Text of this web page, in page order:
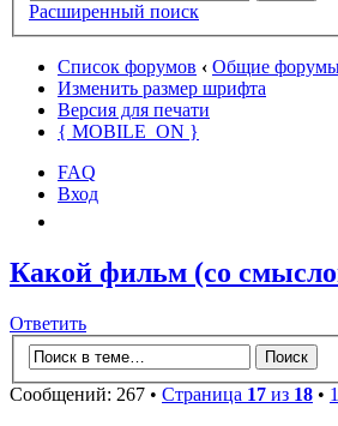
Расширенный поиск
Список форумов ‹ Общие форумы
Изменить размер шрифта
Версия для печати
{ MOBILE_ON }
FAQ
Вход
Какой фильм (со
Ответить
Сообщений: 267 • Страница 17 из 18 • 1